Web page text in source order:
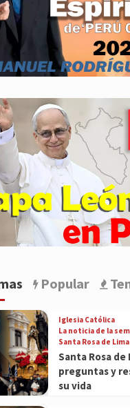
Popular
Iglesia Católica
La noticia de la
Santa Rosa de Lima
Santa Rosa de
preguntas y
su vida